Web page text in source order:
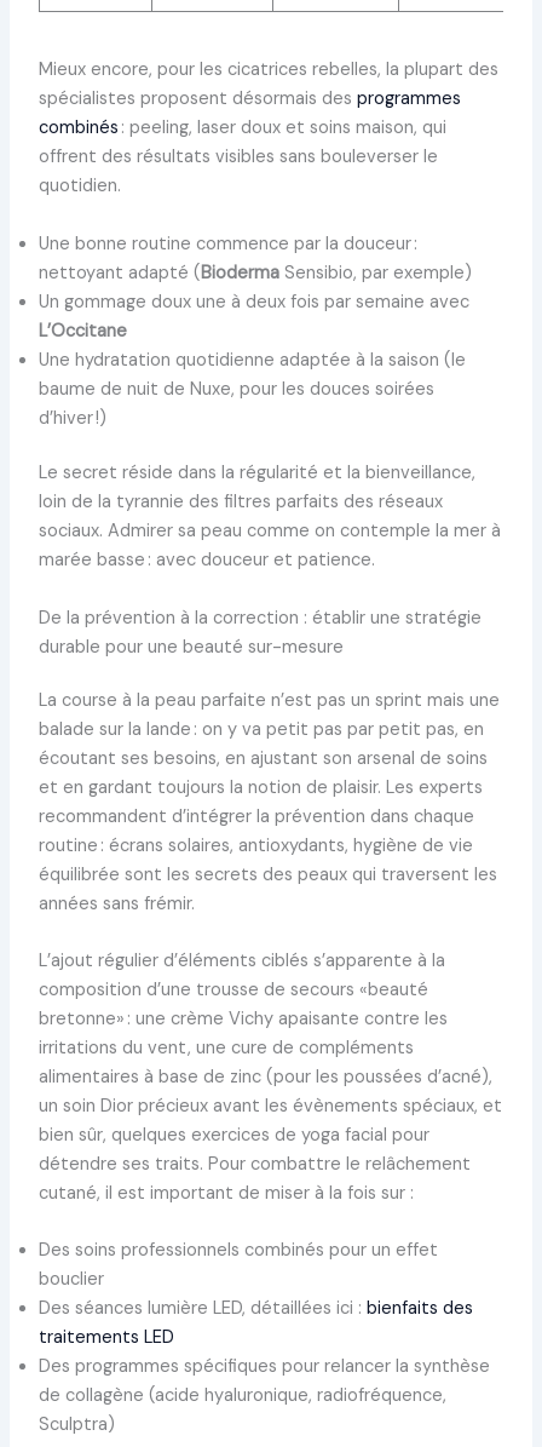
Mieux encore, pour les cicatrices rebelles, la plupart des
spécialistes proposent désormais des programmes
combinés : peeling, laser doux et soins maison, qui
offrent des résultats visibles sans bouleverser le
quotidien.
Une bonne routine commence par la douceur :
nettoyant adapté (BiodermaSensibio, par exemple)
Un gommage doux une à deux fois par semaine avec
L’Occitane
Une hydratation quotidienne adaptée à la saison (le
baume de nuit de Nuxe, pour les douces soirées
d’hiver !)
Le secret réside dans la régularité et la bienveillance,
loin de la tyrannie des filtres parfaits des réseaux
sociaux. Admirer sa peau comme on contemple la mer à
marée basse : avec douceur et patience.
De la prévention à la correction : établir une stratégie
durable pour une beauté sur-mesure
La course à la peau parfaite n’est pas un sprint mais une
balade sur la lande : on y va petit pas par petit pas, en
écoutant ses besoins, en ajustant son arsenal de soins
et en gardant toujours la notion de plaisir. Les experts
recommandent d’intégrer la prévention dans chaque
routine : écrans solaires, antioxydants, hygiène de vie
équilibrée sont les secrets des peaux qui traversent les
années sans frémir.
L’ajout régulier d’éléments ciblés s’apparente à la
composition d’une trousse de secours «beauté
bretonne» : une crème Vichy apaisante contre les
irritations du vent, une cure de compléments
alimentaires à base de zinc (pour les poussées d’acné),
un soin Dior précieux avant les évènements spéciaux, et
bien sûr, quelques exercices de yoga facial pour
détendre ses traits. Pour combattre le relâchement
cutané, il est important de miser à la fois sur :
Des soins professionnels combinés pour un effet
bouclier
Des séances lumière LED, détaillées ici : bienfaits des
traitements LED
Des programmes spécifiques pour relancer la synthèse
de collagène (acide hyaluronique, radiofréquence,
Sculptra)